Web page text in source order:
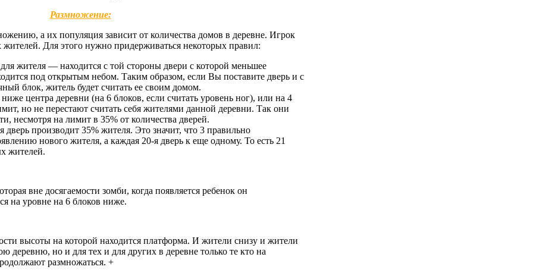
Размножение:
а их популяция зависит от количества домов в деревне. Игрок
Для этого нужно придерживаться некоторых правил:
жителя — находится с той стороны двери с которой меньшее
под открытым небом. Таким образом, если Вы поставите дверь и с
блок, житель будет считать ее своим домом.
центра деревни (на 6 блоков, если считать уровень ног), или на 4
но не перестают считать себя жителями данной деревни. Так они
несмотря на лимит в 35% от количества дверей.
дверь производит 35% жителя. Это значит, что 3 правильно
нового жителя, а каждая 20-я дверь к еще одному. То есть 21
жителей.
вне досягаемости зомби, когда появляется ребенок он
на уровне на 6 блоков ниже.
высоты на которой находится платформа. И жители снизу и жители
деревню, но и для тех и для других в деревне только те кто на
размножаться. +